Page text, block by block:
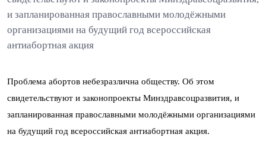
и запланированная православными молодёжными
организациями на будущий год всероссийская
антиабортная акция
Проблема абортов небезразлична обществу. Об этом
свидетельствуют и законопроекты Минздравсоцразвития, и
запланированная православными молодёжными организациями
на будущий год всероссийская антиабортная акция.